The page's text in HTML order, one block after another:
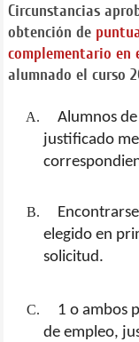
Circunstancias
obtención de
complementario en
alumnado el curso
Alumnos
justificado
elegido en
solicitud.
1 o ambos
de empleo,